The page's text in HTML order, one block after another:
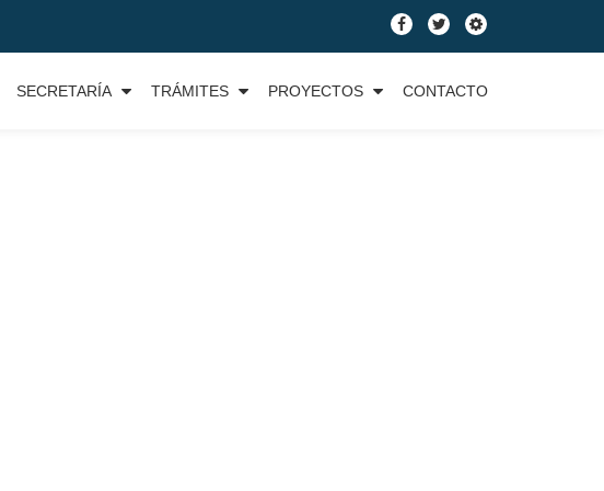
fa-
facebook
fa-
twitter
fa-
cog
SECRETARÍA TRÁMITES PROYECTOS CONTACTO